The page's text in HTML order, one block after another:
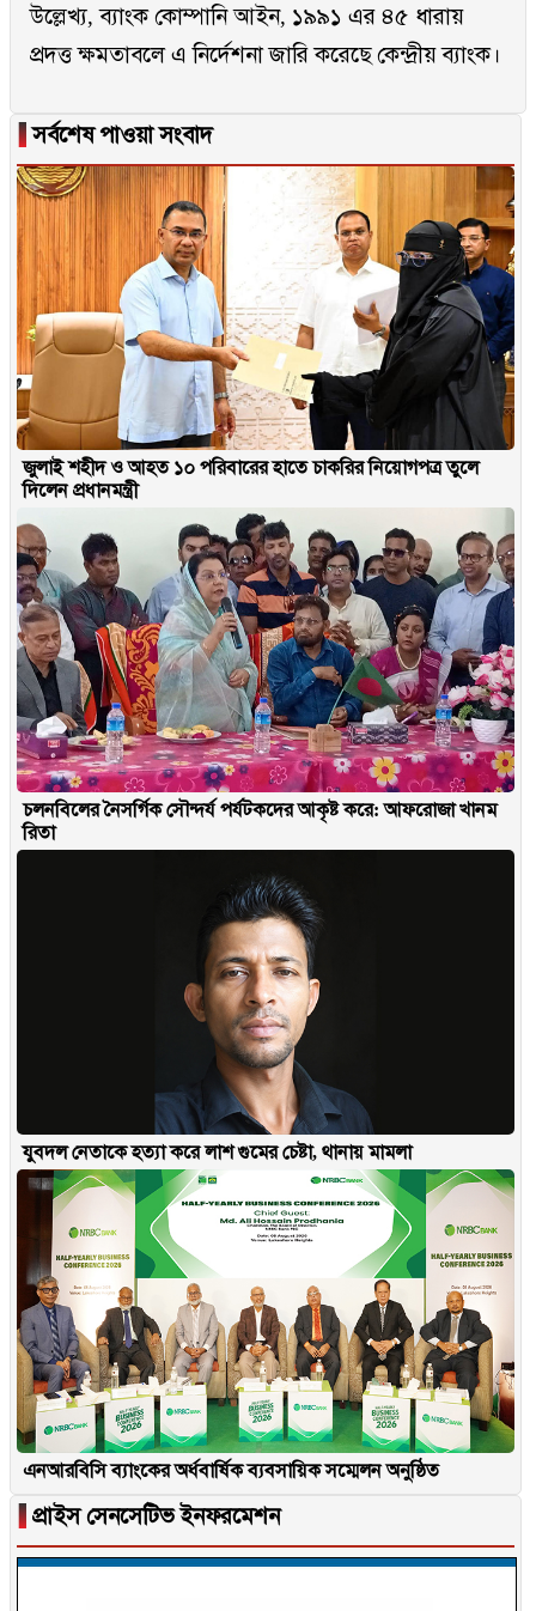
উল্লেখ্য, ব্যাংক কোম্পানি আইন, ১৯৯১ এর ৪৫ ধারায়
প্রদত্ত ক্ষমতাবলে এ নির্দেশনা জারি করেছে কেন্দ্রীয় ব্যাংক।
▐সর্বশেষ পাওয়া সংবাদ
জুলাই শহীদ ও আহত ১০ পরিবারের হাতে চাকরির নিয়োগপত্র তুলে
দিলেন প্রধানমন্ত্রী
চলনবিলের নৈসর্গিক সৌন্দর্য পর্যটকদের আকৃষ্ট করে: আফরোজা খানম
রিতা
যুবদল নেতাকে হত্যা করে লাশ গুমের চেষ্টা, থানায় মামলা
এনআরবিসি ব্যাংকের অর্ধবার্ষিক ব্যবসায়িক সম্মেলন অনুষ্ঠিত
▐ প্রাইস সেনসেটিভ ইনফরমেশন